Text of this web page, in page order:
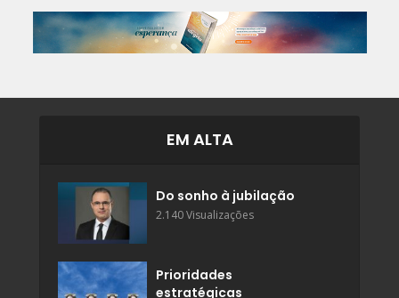
EM ALTA
Do sonho à jubilação
2.140 Visualizações
Prioridades
estratégicas